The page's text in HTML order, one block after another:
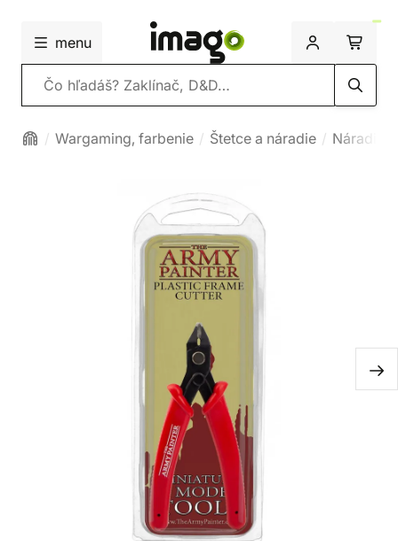
menu
Vyhľadávanie
Wargaming, farbenie Štetce a náradie Náradie